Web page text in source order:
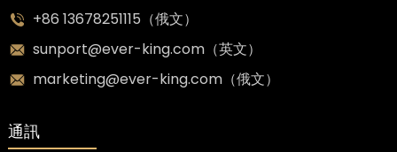
+86 13678251115（俄文）
sunport@ever-king.com（英文）
marketing@ever-king.com（俄文）
通訊